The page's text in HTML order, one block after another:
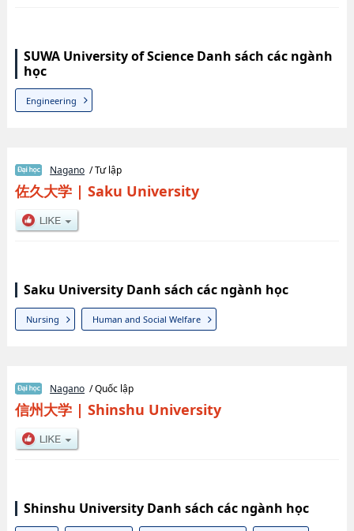
SUWA University of Science Danh sách các ngành
học
Engineering
Nagano / Tư lập
佐久大学| Saku University
Saku University Danh sách các ngành học
Nursing Human and Social Welfare
Nagano / Quốc lập
信州大学| Shinshu University
Shinshu University Danh sách các ngành học